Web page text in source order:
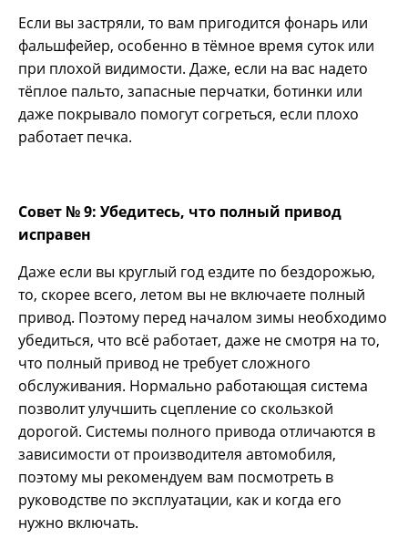
Если вы застряли, то вам пригодится фонарь или
фальшфейер, особенно в тёмное время суток или
при плохой видимости. Даже, если на вас надето
тёплое пальто, запасные перчатки, ботинки или
даже покрывало помогут согреться, если плохо
работает печка.
Совет № 9: Убедитесь, что полный привод
исправен
Даже если вы круглый год ездите по бездорожью,
то, скорее всего, летом вы не включаете полный
привод. Поэтому перед началом зимы необходимо
убедиться, что всё работает, даже не смотря на то,
что полный привод не требует сложного
обслуживания. Нормально работающая система
позволит улучшить сцепление со скользкой
дорогой. Системы полного привода отличаются в
зависимости от производителя автомобиля,
поэтому мы рекомендуем вам посмотреть в
руководстве по эксплуатации, как и когда его
нужно включать.